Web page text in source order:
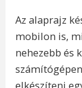
Az alaprajz
mobilon is,
nehezebb és